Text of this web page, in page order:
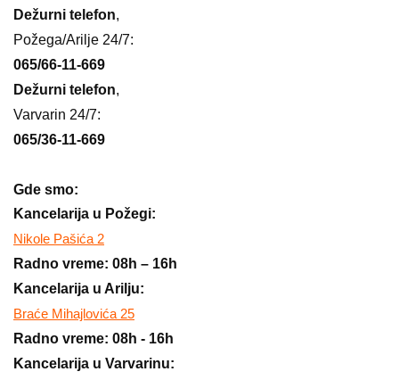
Dežurni telefon,
Požega/Arilje 24/7:
065/66-11-669
Dežurni telefon,
Varvarin 24/7:
065/36-11-669
Gde smo:
Kancelarija u Požegi:
Nikole Pašića 2
Radno vreme: 08h – 16h
Kancelarija u Arilju:
Braće Mihajlovića 25
Radno vreme: 08h - 16h
Kancelarija u Varvarinu: